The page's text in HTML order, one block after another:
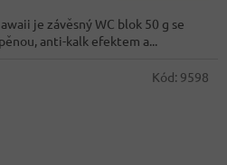
je závěsný WC blok 50 g se
anti-kalk efektem a...
Kód: 9598